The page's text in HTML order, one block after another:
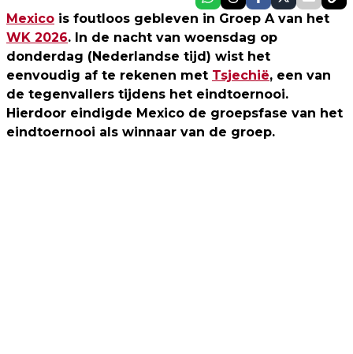
Mexico is foutloos gebleven in Groep A van het
WK 2026. In de nacht van woensdag op
donderdag (Nederlandse tijd) wist het
eenvoudig af te rekenen met Tsjechië, een van
de tegenvallers tijdens het eindtoernooi.
Hierdoor eindigde Mexico de groepsfase van het
eindtoernooi als winnaar van de groep.